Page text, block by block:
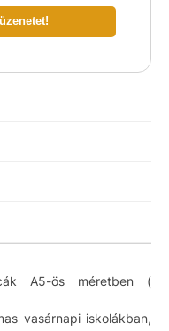
A5-ös méretben (
vasárnapi iskolákban,